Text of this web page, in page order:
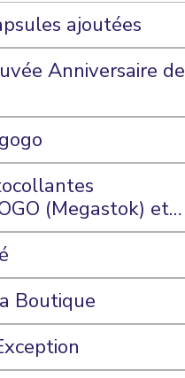
ajoutées
Anniversaire de
(Megastok) et
Boutique